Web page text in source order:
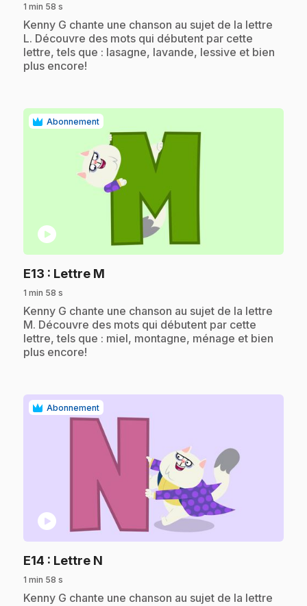
1 min 58 s
.Kenny G chante une chanson au sujet de la lettre
L. Découvre des mots qui débutent par cette
lettre, tels que : lasagne, lavande, lessive et bien
plus encore!
Abonnement
play_circle
E13 : Lettre M
1 min 58 s
.Kenny G chante une chanson au sujet de la lettre
M. Découvre des mots qui débutent par cette
lettre, tels que : miel, montagne, ménage et bien
plus encore!
Abonnement
play_circle
E14 : Lettre N
1 min 58 s
.Kenny G chante une chanson au sujet de la lettre